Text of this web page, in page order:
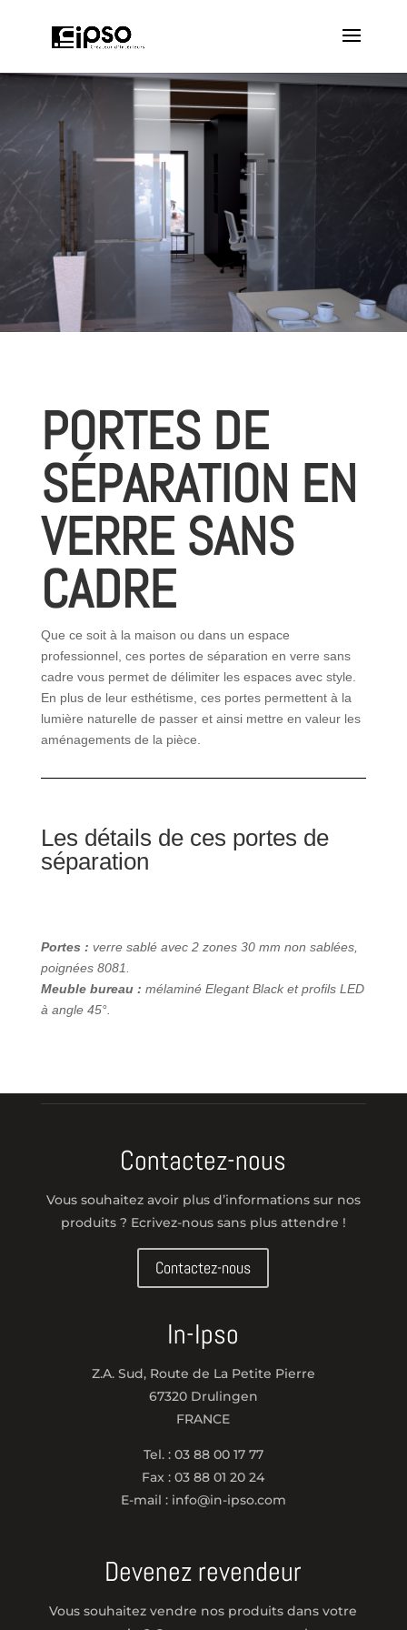
PORTES DE
SÉPARATION EN
VERRE SANS
CADRE
Que ce soit à la maison ou dans un espace
professionnel, ces portes de séparation en verre sans
cadre vous permet de délimiter les espaces avec style.
En plus de leur esthétisme, ces portes permettent à la
lumière naturelle de passer et ainsi mettre en valeur les
aménagements de la pièce.
Les détails de ces portes de
séparation
Portes : verre sablé avec 2 zones 30 mm non sablées,
poignées 8081.
Meuble bureau : mélaminé Elegant Black et profils LED
à angle 45°.
Contactez-nous
Vous souhaitez avoir plus d’informations sur nos
produits ? Ecrivez-nous sans plus attendre !
Contactez-nous
In-Ipso
Z.A. Sud, Route de La Petite Pierre
67320 Drulingen
FRANCE
Tel. : 03 88 00 17 77
Fax : 03 88 01 20 24
E-mail : info@in-ipso.com
Devenez revendeur
Vous souhaitez vendre nos produits dans votre